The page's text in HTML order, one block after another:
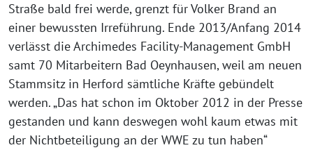
Straße bald frei werde, grenzt für Volker Brand an
einer bewussten Irreführung. Ende 2013/Anfang 2014
verlässt die Archimedes Facility-Management GmbH
samt 70 Mitarbeitern Bad Oeynhausen, weil am neuen
Stammsitz in Herford sämtliche Kräfte gebündelt
werden. „Das hat schon im Oktober 2012 in der Presse
gestanden und kann deswegen wohl kaum etwas mit
der Nichtbeteiligung an der WWE zu tun haben“